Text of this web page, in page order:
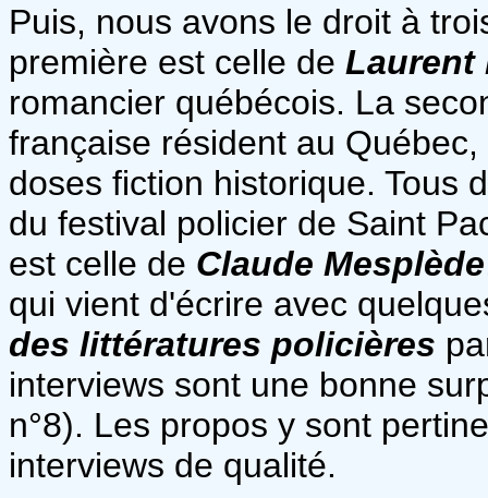
Puis, nous avons le droit à
première est celle de Laurent
romancier québécois. La
française résident au
doses fiction historique. Tous
du festival policier de Saint
est celle de Claude Mesplède
qui vient d'écrire avec
des littératures policières
interviews sont une bonne
n°8). Les propos y sont
interviews de qualité.